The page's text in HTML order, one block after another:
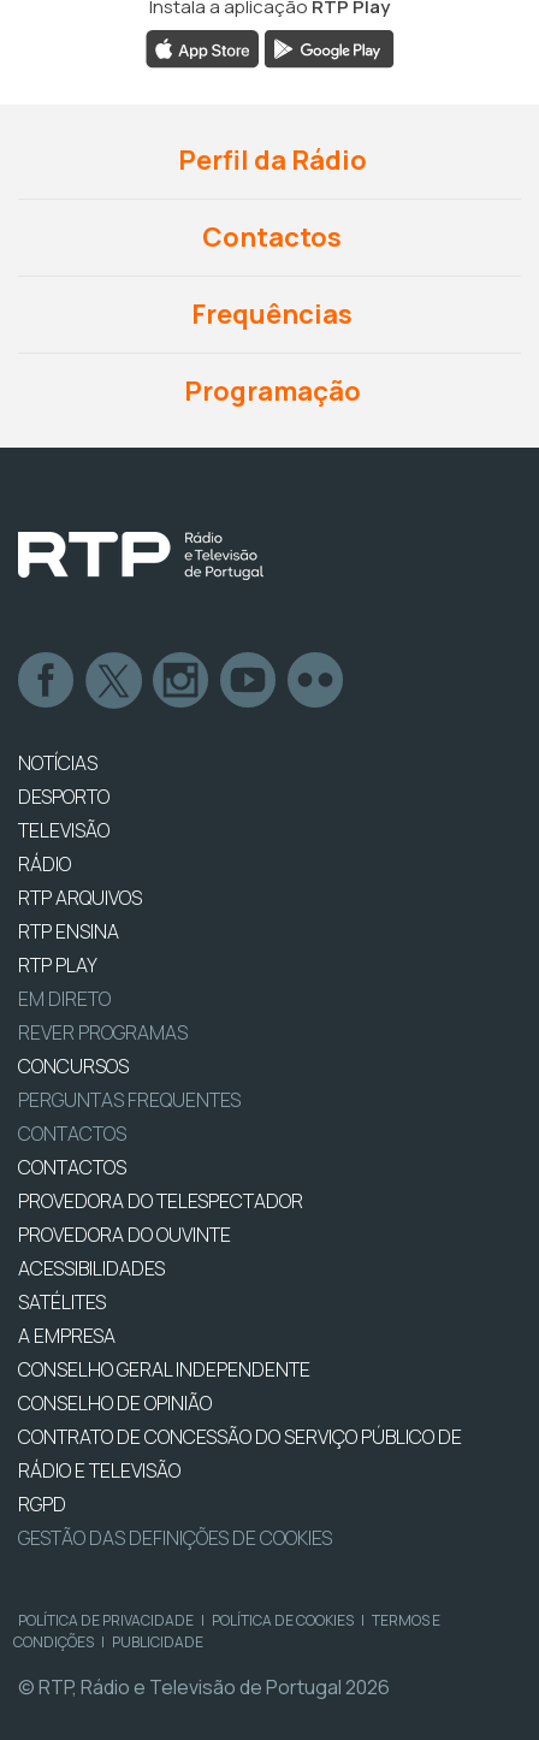
Instala a aplicação RTP Play
Perfil da Rádio
Contactos
Frequências
Programação
NOTÍCIAS
DESPORTO
TELEVISÃO
RÁDIO
RTP ARQUIVOS
RTP ENSINA
RTP PLAY
EM DIRETO
REVER PROGRAMAS
CONCURSOS
PERGUNTAS FREQUENTES
CONTACTOS
CONTACTOS
PROVEDORA DO TELESPECTADOR
PROVEDORA DO OUVINTE
ACESSIBILIDADES
SATÉLITES
A EMPRESA
CONSELHO GERAL INDEPENDENTE
CONSELHO DE OPINIÃO
CONTRATO DE CONCESSÃO DO SERVIÇO PÚBLICO DE
RÁDIO E TELEVISÃO
RGPD
GESTÃO DAS DEFINIÇÕES DE COOKIES
POLÍTICA DE PRIVACIDADE | POLÍTICA DE COOKIES | TERMOS E
CONDIÇÕES | PUBLICIDADE
© RTP, Rádio e Televisão de Portugal 2026